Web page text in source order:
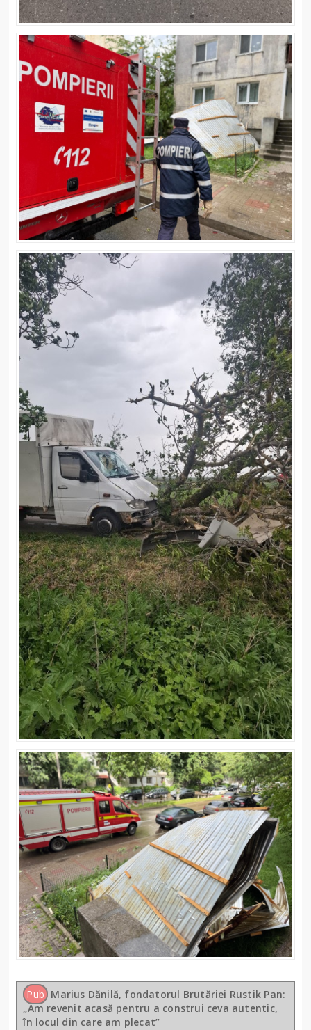
Pub Marius Dănilă, fondatorul Brutăriei Rustik Pan:
„Am revenit acasă pentru a construi ceva autentic,
în locul din care am plecat”